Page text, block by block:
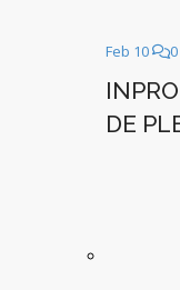
Feb 10 0
DE